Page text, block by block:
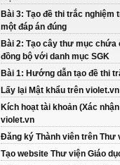
Bài 3: Tạo đề thi trắc nghiệm
một đáp án đúng
Bài 2: Tạo cây thư mục chứa
đồng bộ với danh mục SGK
Bài 1: Hướng dẫn tạo đề thi
Lấy lại Mật khẩu trên violet.vn
Kích hoạt tài khoản (Xác
violet.vn
Đăng ký Thành viên trên Thư
Tạo website Thư viện Giáo